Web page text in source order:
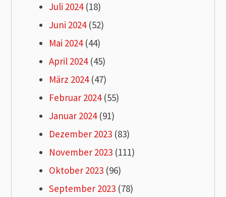
Juli 2024(18)
Juni 2024(52)
Mai 2024(44)
April 2024(45)
März 2024(47)
Februar 2024(55)
Januar 2024(91)
Dezember 2023 (83)
November 2023 (111)
Oktober 2023 (96)
September 2023 (78)